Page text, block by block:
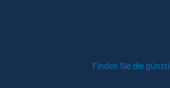
Finden Sie die